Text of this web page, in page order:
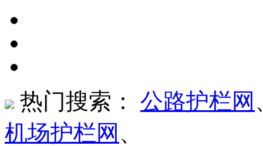
热门搜索： 公路护栏网
机场护栏网 、